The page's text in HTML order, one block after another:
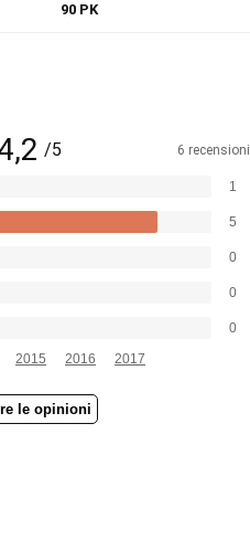
90 PK
/5 6 recensioni
1
5
0
0
0
2015 2016 2017
le opinioni